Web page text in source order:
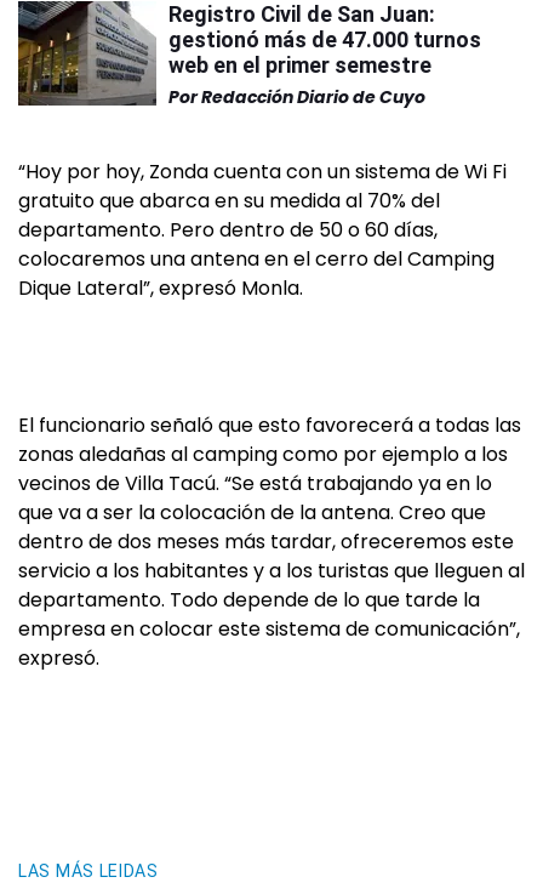
Registro Civil de San Juan:
gestionó más de 47.000 turnos
web en el primer semestre
PorRedacción Diario de Cuyo
“Hoy por hoy, Zonda cuenta con un sistema de Wi Fi
gratuito que abarca en su medida al 70% del
departamento. Pero dentro de 50 o 60 días,
colocaremos una antena en el cerro del Camping
Dique Lateral”, expresó Monla.
El funcionario señaló que esto favorecerá a todas las
zonas aledañas al camping como por ejemplo a los
vecinos de Villa Tacú. “Se está trabajando ya en lo
que va a ser la colocación de la antena. Creo que
dentro de dos meses más tardar, ofreceremos este
servicio a los habitantes y a los turistas que lleguen al
departamento. Todo depende de lo que tarde la
empresa en colocar este sistema de comunicación”,
expresó.
LAS MÁS LEIDAS